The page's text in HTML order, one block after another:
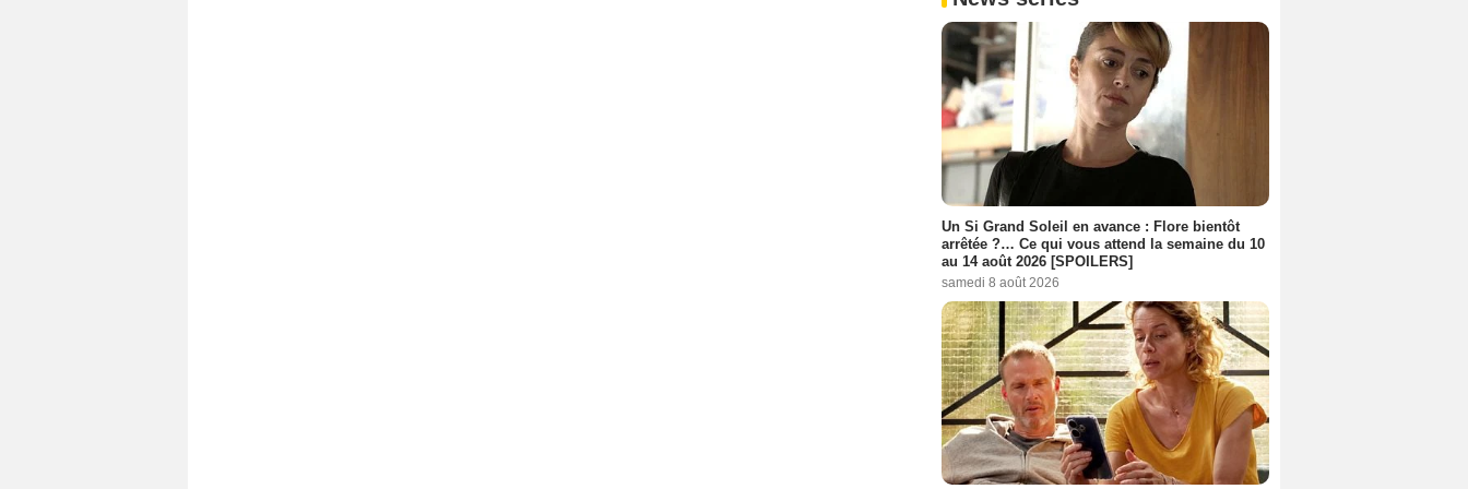
Un Si Grand Soleil en avance : Flore bientôt
arrêtée ?… Ce qui vous attend la semaine du 10
au 14 août 2026 [SPOILERS]
samedi 8 août 2026